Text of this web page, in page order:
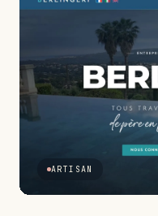
horizontal des 8
êtes), blog prêt à
d'agence éprouvé au
mesuré par notre propre
livré comme un
on le construit identique
ARTISAN